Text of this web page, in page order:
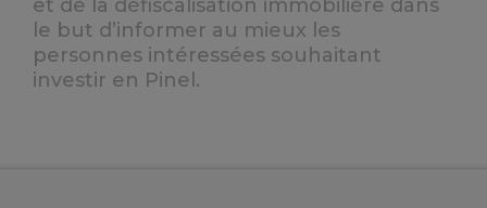
et de la défiscalisation immobilière dans
le but d’informer au mieux les
personnes intéressées souhaitant
investir en Pinel.